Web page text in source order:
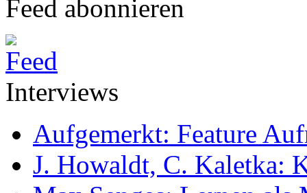
Feed abonnieren
Interviews
Aufgemerkt: Feature
J. Howaldt, C. Kaletka: